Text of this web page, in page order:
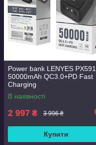
Power bank LENYES PX591
50000mAh QC3.0+PD Fast
Charging
В наявності
2 997 ₴ 3 996 ₴
Купити